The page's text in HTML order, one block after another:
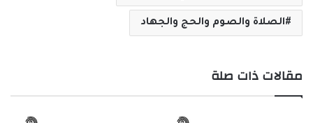
الصلاة والصوم والحج والجهاد
مقالات ذات صلة